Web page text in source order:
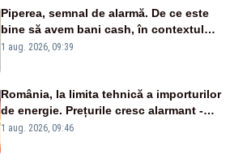
Piperea, semnal de alarmă. De ce este
bine să avem bani cash, în contextul
alertei energetice?
1 aug. 2026, 09:39
România, la limita tehnică a importurilor
de energie. Prețurile cresc alarmant -
Analiză Realitatea Plus
1 aug. 2026, 09:46